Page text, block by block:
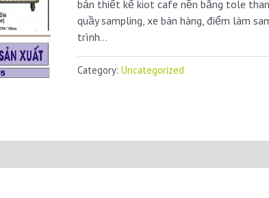
bản thiết kế kiot cafe nền bằng tole
quầy sampling, xe bán hàng, điểm làm
trình…
Category:Uncategorized